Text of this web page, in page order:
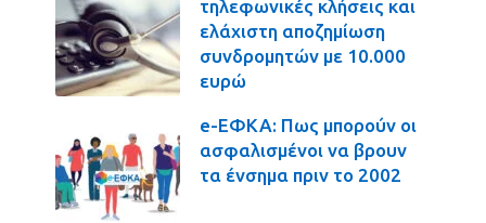
τηλεφωνικές κλήσεις και
ελάχιστη αποζημίωση
συνδρομητών με 10.000
ευρώ
e-ΕΦΚΑ: Πως μπορούν οι
ασφαλισμένοι να βρουν
τα ένσημα πριν το 2002